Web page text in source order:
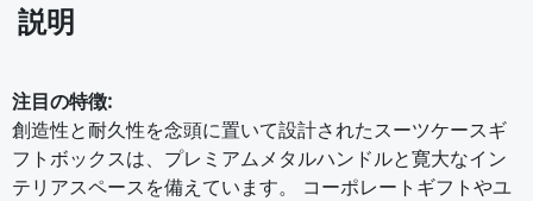
説明
注目の特徴:
創造性と耐久性を念頭に置いて設計されたスーツケースギ
フトボックスは、プレミアムメタルハンドルと寛大なイン
テリアスペースを備えています。 コーポレートギフトやユ